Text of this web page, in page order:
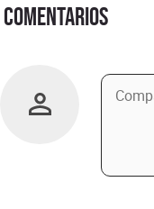
Comentarios